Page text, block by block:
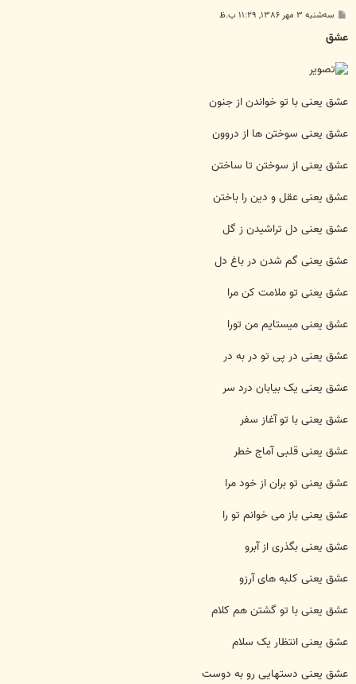
پ
ت
سه‌شنبه ۳ مهر ۱۳۸۶, ۱۱:۲۹ ب.ظ
عشق
عشق یعنی با تو خواندن از جنون
عشق یعنی سوختن ها از دروون
عشق یعنی از سوختن تا ساختن
عشق یعنی عقل و دین را باختن
عشق یعنی دل تراشیدن ز گل
عشق یعنی گم شدن در باغ دل
عشق یعنی تو ملامت کن مرا
عشق یعنی میستایم من تورا
عشق یعنی در پی تو در به در
عشق یعنی یک بیابان درد سر
عشق یعنی با تو آغاز سفر
عشق یعنی قلبی آماج خطر
عشق یعنی تو بران از خود مرا
عشق یعنی باز می خوانم تو را
عشق یعنی بگذری از آبرو
عشق یعنی کلبه های آرزو
عشق یعنی با تو گشتن هم کلام
عشق یعنی انتظار یک سلام
عشق یعنی دستهایی رو به دوست